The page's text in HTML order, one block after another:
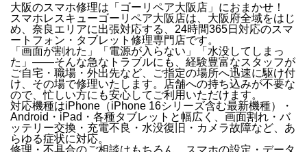
大阪のスマホ修理は「ゴーリペア大阪店」におまかせ！
スマホレスキューゴーリペア大阪店は、 大阪府全域をはじ
め、奈良エリアに出張対応する、 24時間365日対応のスマ
ートフォン・タブレット修理専門店です。
「画面が割れた」「電源が入らない」「水没してしまっ
た」 ——そんな急なトラブルにも、経験豊富なスタッフが
ご自宅・職場・外出先など、ご指定の場所へ迅速に駆け付
け 、その場で修理いたします。店舗への持ち込みが不要な
ので、忙しい方にも安心してご利用いただけます。
対応機種はiPhone（iPhone 16シリーズ含む最新機種）・
Android・iPad・各種タブレット と幅広く、 画面割れ・バ
ッテリー交換・充電不良・水没復旧・カメラ故障など、あ
らゆる症状に対応。
修理・不具合のご相談はもちろん、
スマホの設定・データ